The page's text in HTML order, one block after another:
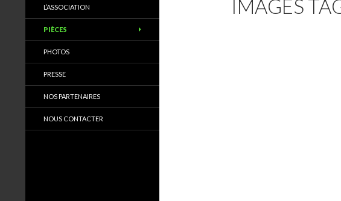
IMAGES
L’ASSOCIATION
PIÈCES
PHOTOS
PRESSE
NOS PARTENAIRES
NOUS CONTACTER